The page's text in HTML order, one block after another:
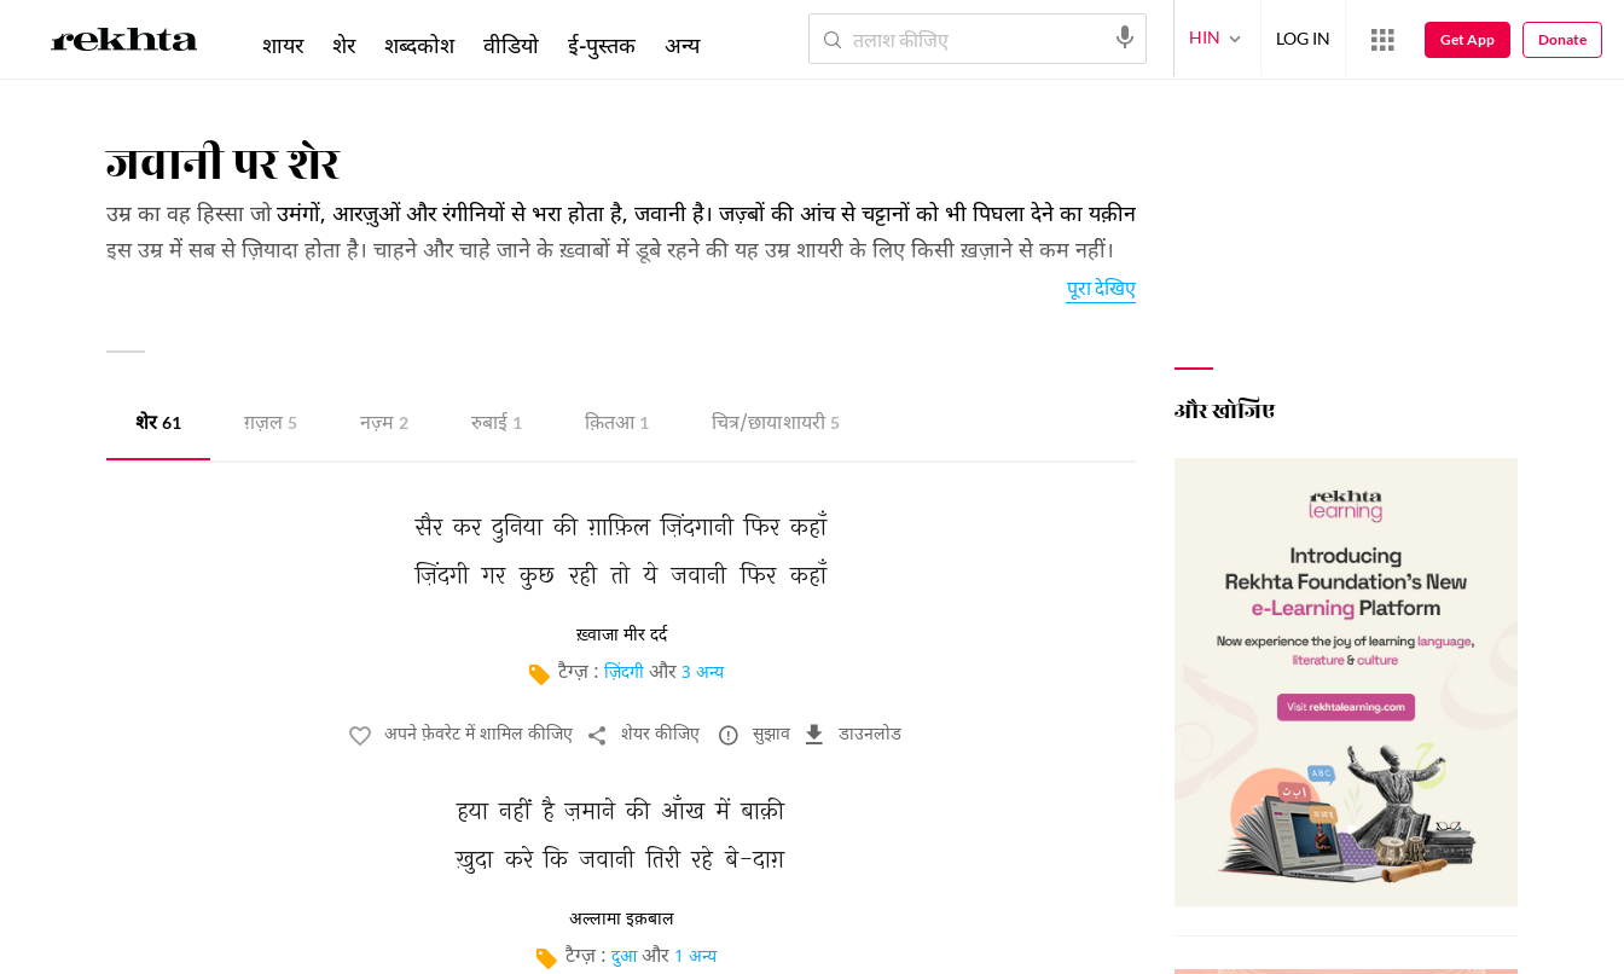
जवानी पर शेर
उम्र का वह हिस्सा जोउमंगों, आरज़ुओं और रंगीनियों से भरा होता है, जवानी है। जज़्बों की आंच से चट्टानों को भी पिघला देने का यक़ीन
इस उम्र में सब से ज़ियादा होता है। चाहने और चाहे जाने के ख़्वाबों में डूबे रहने की यह उम्र शायरी के लिए किसी ख़ज़ाने से कम नहीं।
इस उम्र का नशा किस शायर के कलाम में नहीं मिलता जवानी शायरी पूरे हुस्न और शबाब के साथ आपकी निगाह-ए-करम की मुन्तज़िर
पूरा देखिए
शेर 61 ग़ज़ल 5 नज़्म 2 रुबाई 1 क़ितआ 1 चित्र/छाया शायरी 5
सैर कर दुनिया की ग़ाफ़िल ज़िंदगानी फिर कहाँ
ज़िंदगी गर कुछ रही तो ये जवानी फिर कहाँ
ख़्वाजा मीर दर्द
टैग्ज़ : ज़िंदगी और 3 अन्य
अपने फ़ेवरेट में शामिल कीजिए शेयर कीजिए सुझाव डाउनलोड
हया नहीं है ज़माने की आँख में बाक़ी
ख़ुदा करे कि जवानी तिरी रहे बे-दाग़
अल्लामा इक़बाल
टैग्ज़ : दुआ और 1 अन्य
और खोजिए
शायर शेर शब्दकोश वीडियो ई-पुस्तक अन्य HIN LOG IN Get App Donate